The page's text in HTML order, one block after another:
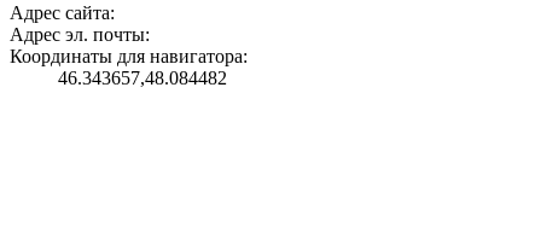
Адрес сайта:
Адрес эл. почты:
Координаты для навигатора:
46.343657,48.084482